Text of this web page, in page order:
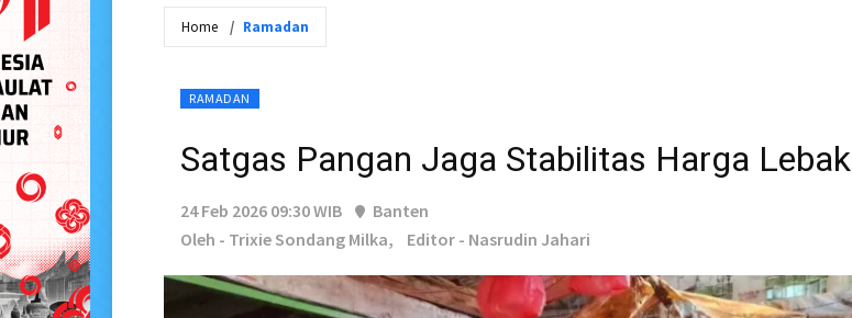
Home Ramadan
RAMADAN
Satgas Pangan Jaga Stabilitas Harga Lebak
24 Feb 2026 09:30 WIB
Banten
Oleh - Trixie Sondang Milka,
Editor - Nasrudin Jahari